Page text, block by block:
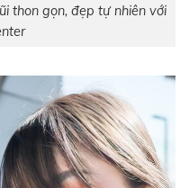
thon gọn, đẹp tự nhiên với